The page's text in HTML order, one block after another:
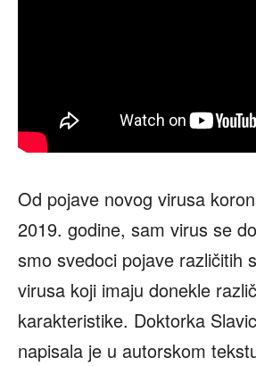
Od pojave novog virusa
2019. godine, sam virus se
smo svedoci pojave različitih
virusa koji imaju donekle
karakteristike. Doktorka
napisala je u autorskom